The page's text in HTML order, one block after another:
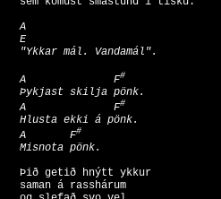
A
  E
  "Ykkar mál. Vandamál".
  A              F
#
  Þykjast skilja pönk.
  A              F
#
  Hlusta ekki á pönk.
  A       F
#
  Þið getið hnýtt ykkur
  saman á rasshárum